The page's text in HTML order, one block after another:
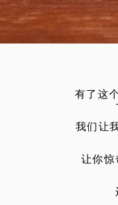
有了这
我们让
让你惊